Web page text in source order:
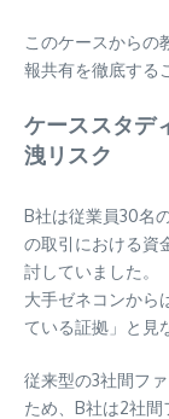
このケースからの
報共有を徹底する
ケーススタデ
洩リスク
B社は従業員30名
の取引における資
討していました。
大手ゼネコンから
ている証拠」と見
従来型の3社間フ
ため、B社は2社間